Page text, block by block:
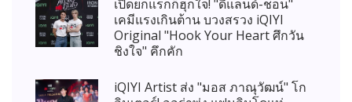
เปิดยกแรกก็ฮุกใจ! "ดีแลนด์-ชอน"
เคมีแรงเกินต้าน บวงสรวง iQIYI
Original "Hook Your Heart ศึกวัน
ชิงใจ" คึกคัก
iQIYI Artist ส่ง "มอส ภาณุวัฒน์" โก